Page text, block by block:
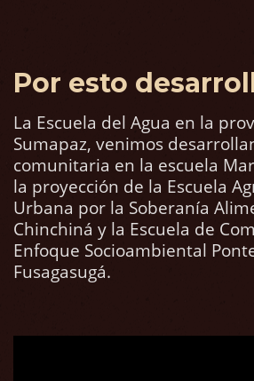
Por esto
La Escuela del Agua en la
Sumapaz, venimos
comunitaria en la escuela
la proyección de la Escuela
Urbana por la Soberanía
Chinchiná y la Escuela de
Enfoque Socioambiental
Fusagasugá.